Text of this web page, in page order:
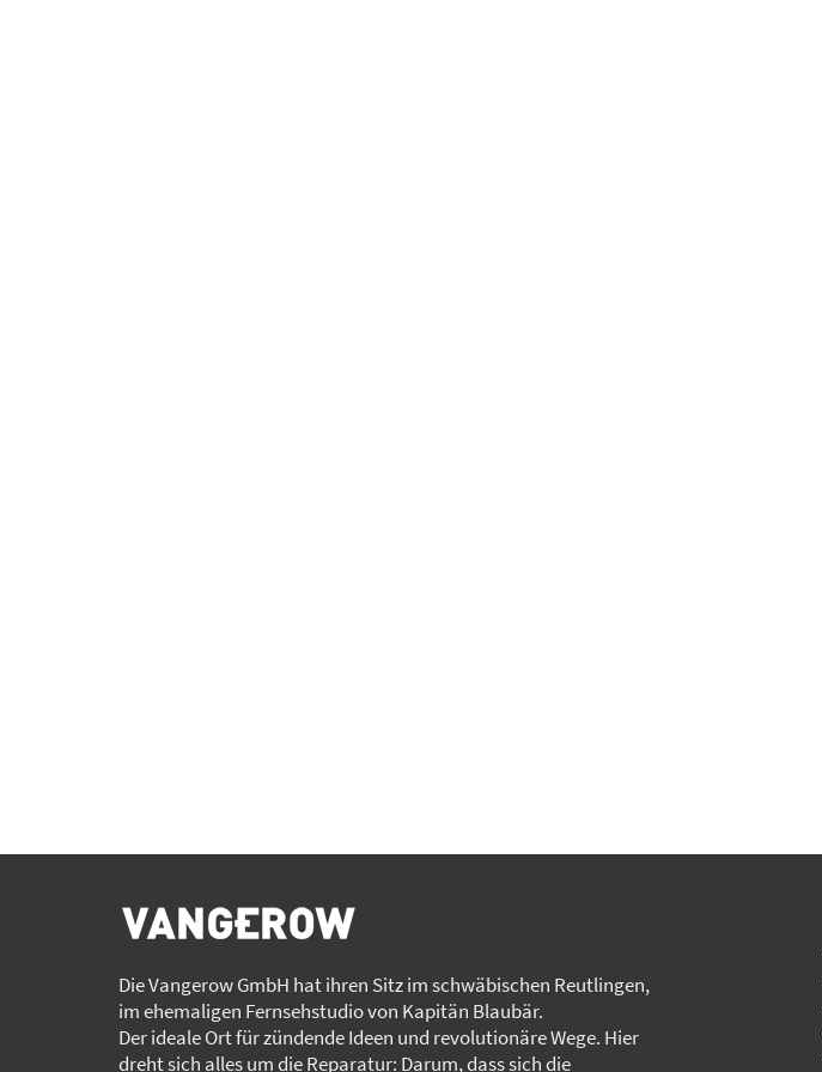
Die Vangerow GmbH hat ihren Sitz im schwäbischen Reutlingen,
im ehemaligen Fernsehstudio von Kapitän Blaubär.
Der ideale Ort für zündende Ideen und revolutionäre Wege. Hier
dreht sich alles um die Reparatur: Darum, dass sich die